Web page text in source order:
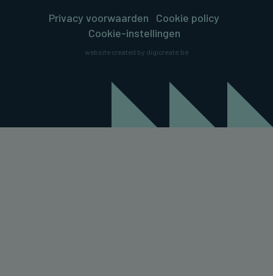
Privacy voorwaarden
Cookie policy
Cookie-instellingen
website created by digicreate.be